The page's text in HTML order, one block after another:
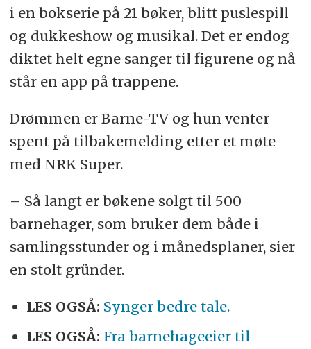
i en bokserie på 21 bøker, blitt puslespill
og dukkeshow og musikal. Det er endog
diktet helt egne sanger til figurene og nå
står en app på trappene.
Drømmen er Barne-TV og hun venter
spent på tilbakemelding etter et møte
med NRK Super.
– Så langt er bøkene solgt til 500
barnehager, som bruker dem både i
samlingsstunder og i månedsplaner, sier
en stolt gründer.
LES OGSÅ: Synger bedre tale.
LES OGSÅ: Fra barnehageeier til